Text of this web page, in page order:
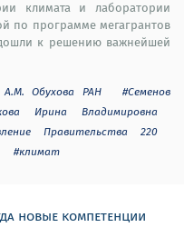
климата и лаборатории
по программе мегагрантов
к решению важнейшей
Обухова РАН
#Семенов
Ирина Владимировна
Правительства 220
#климат
новые компетенции